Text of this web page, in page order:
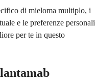
di mieloma multiplo, i
e le preferenze personali
per te in questo